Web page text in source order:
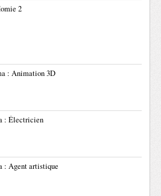
2
: Animation 3D
: Électricien
: Agent artistique